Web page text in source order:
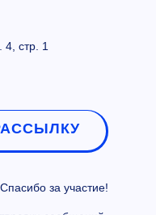
4, стр. 1
за участие!